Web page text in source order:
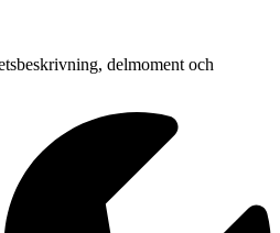
delmoment och